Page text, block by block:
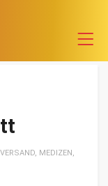
, MEDIZEN,